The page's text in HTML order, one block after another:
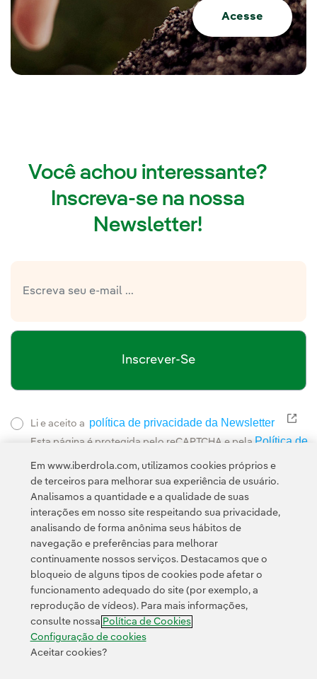
Acesse
Você achou interessante?
Inscreva-se na nossa
Newsletter!
Inscrever-Se
Li e aceito a política de privacidade da Newsletter Link
Esta página é protegida pelo reCAPTCHA e pela Política de
Contato Clientes Política de Privacidade Informação legal
Transparência no uso da IA Política de cookies Configuração de cookies
Acessibilidade Canal de denúncias
© 2026 Iberdrola, S.A. Todos os direitos reservados.
Em www.iberdrola.com, utilizamos cookies próprios e
de terceiros para melhorar sua experiência de usuário.
Analisamos a quantidade e a qualidade de suas
interações em nosso site respeitando sua privacidade,
analisando de forma anônima seus hábitos de
navegação e preferências para melhorar
continuamente nossos serviços. Destacamos que o
bloqueio de alguns tipos de cookies pode afetar o
funcionamento adequado do site (por exemplo, a
reprodução de vídeos). Para mais informações,
consulte nossa Política de Cookies
Configuração de cookies
Aceitar cookies?